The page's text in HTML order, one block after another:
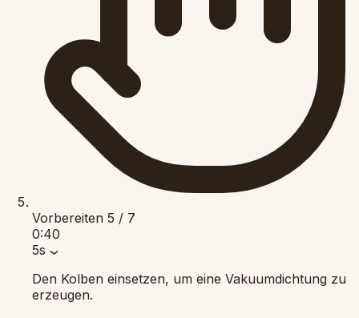
Vorbereiten 5 / 7
0:40
5s
Den Kolben einsetzen, um eine Vakuumdichtung zu
erzeugen.